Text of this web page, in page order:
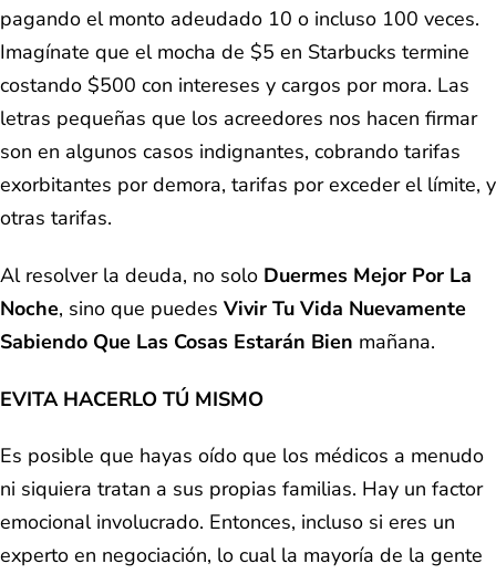
pagando el monto adeudado 10 o incluso 100 veces.
Imagínate que el mocha de $5 en Starbucks termine
costando $500 con intereses y cargos por mora. Las
letras pequeñas que los acreedores nos hacen firmar
son en algunos casos indignantes, cobrando tarifas
exorbitantes por demora, tarifas por exceder el límite, y
otras tarifas.
Al resolver la deuda, no solo Duermes Mejor Por La
Noche, sino que puedes Vivir Tu Vida Nuevamente
Sabiendo Que Las Cosas Estarán Bien mañana.
EVITA HACERLO TÚ MISMO
Es posible que hayas oído que los médicos a menudo
ni siquiera tratan a sus propias familias. Hay un factor
emocional involucrado. Entonces, incluso si eres un
experto en negociación, lo cual la mayoría de la gente